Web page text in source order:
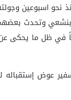
اسبوعين
وتحدث
في ظل ما يحكى
عوض